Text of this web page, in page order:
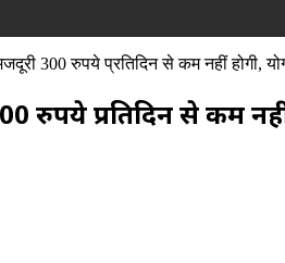
300 रुपये प्रतिदिन से कम नहीं होगी,
रुपये प्रतिदिन से कम